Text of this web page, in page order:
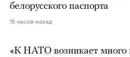
белорусского паспорта
15 часов назад
«К НАТО возникает много